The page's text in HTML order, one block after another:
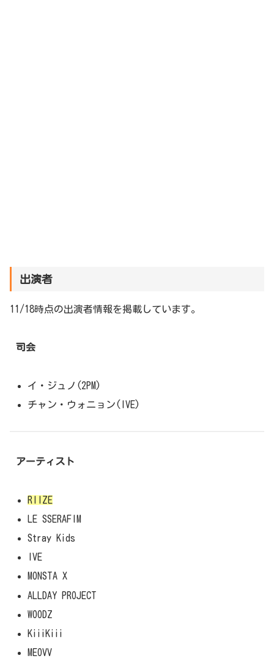
出演者
11/18時点の出演者情報を掲載しています。
司会
イ・ジュノ(2PM)
チャン・ウォニョン(IVE)
アーティスト
RIIZE
LE SSERAFIM
Stray Kids
IVE
MONSTA X
ALLDAY PROJECT
WOODZ
KiiiKiii
MEOVV